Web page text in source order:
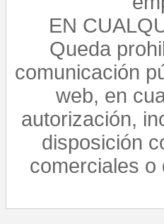
EN
Queda
comunicación
web, en
autorización,
disposición
comerciales o